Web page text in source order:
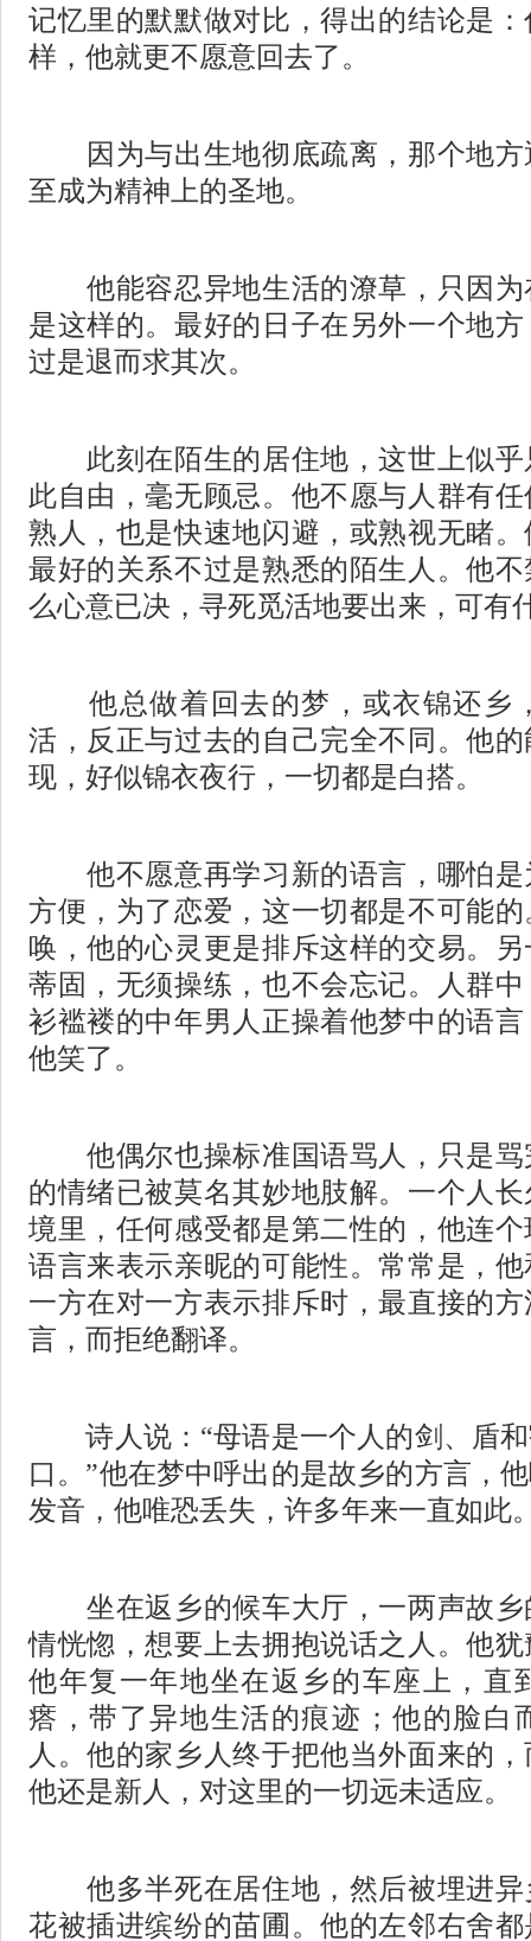
记忆里的默默做对比，得出的结论是
样，他就更不愿意回去了。
因为与出生地彻底疏离，那个地方
至成为精神上的圣地。
他能容忍异地生活的潦草，只因为
是这样的。最好的日子在另外一个地
过是退而求其次。
此刻在陌生的居住地，这世上似乎
此自由，毫无顾忌。他不愿与人群有
熟人，也是快速地闪避，或熟视无睹
最好的关系不过是熟悉的陌生人。他
么心意已决，寻死觅活地要出来，可有
他总做着回去的梦，或衣锦还乡
活，反正与过去的自己完全不同。他
现，好似锦衣夜行，一切都是白搭。
他不愿意再学习新的语言，哪怕是
方便，为了恋爱，这一切都是不可能
唤，他的心灵更是排斥这样的交易。
蒂固，无须操练，也不会忘记。人群
衫褴褛的中年男人正操着他梦中的语
他笑了。
他偶尔也操标准国语骂人，只是骂
的情绪已被莫名其妙地肢解。一个人
境里，任何感受都是第二性的，他连
语言来表示亲昵的可能性。常常是，
一方在对一方表示排斥时，最直接的
言，而拒绝翻译。
诗人说： “母语是一个人的剑、盾
口。 ”他在梦中呼出的是故乡的方言，
发音，他唯恐丢失，许多年来一直如此
坐在返乡的候车大厅，一两声故乡
情恍惚，想要上去拥抱说话之人。他
他年复一年地坐在返乡的车座上，直
瘩，带了异地生活的痕迹；他的脸白
人。他的家乡人终于把他当外面来的
他还是新人，对这里的一切远未适应。
他多半死在居住地，然后被埋进异
花被插进缤纷的苗圃。他的左邻右舍